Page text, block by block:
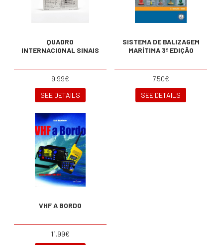
QUADRO
INTERNACIONAL SINAIS
9.99€
SEE DETAILS
SISTEMA DE BALIZAGEM
MARÍTIMA 3ª EDIÇÃO
7.50€
SEE DETAILS
VHF A BORDO
11.99€